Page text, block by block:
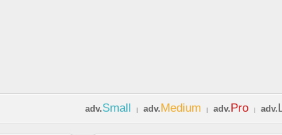
adv.Small adv.Medium adv.Pro adv.